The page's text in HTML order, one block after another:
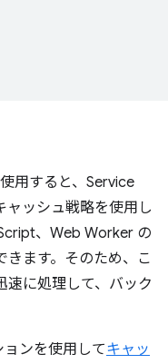
用すると、Service
ャッシュ戦略を使用し
、Web Worker の
きます。そのため、こ
速に処理して、バック
ョンを使用してキャッ